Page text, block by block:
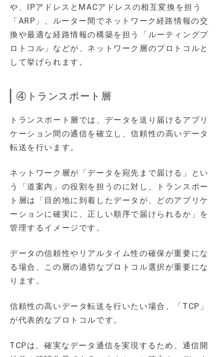
や、IPアドレスとMACアドレスの相互変換を担う
「ARP」、ルーター間でネットワーク経路情報の交
換や最適な経路情報の構築を担う「ルーティングプ
ロトコル」などが、ネットワーク層のプロトコルと
して挙げられます。
④トランスポート層
トランスポート層では、データを送り届けるアプリ
ケーション間の通信を確立し、信頼性の高いデータ
転送を行います。
ネットワーク層が「データを宛先まで届ける」とい
う「道案内」の役割を担うのに対し、トランスポー
ト層は「目的地に到着したデータが、どのアプリケ
ーションに確実に、正しい順序で届けられるか」を
管理するイメージです。
データの信頼性やリアルタイム性の確保が重要にな
る場合、この層の適切なプロトコル選択が重要にな
ります。
信頼性の高いデータ転送を行いたい場合、「TCP」
が代表的なプロトコルです。
TCPは、確実なデータ通信を実現するため、通信開